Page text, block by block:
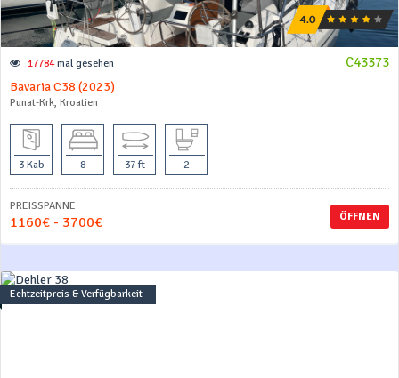
C43373
17784mal gesehen
Bavaria C38 (2023)
Punat-Krk, Kroatien
3 Kab 8 37 ft 2
ÖFFNEN
PREISSPANNE
1160€ - 3700€
Echtzeitpreis & Verfügbarkeit